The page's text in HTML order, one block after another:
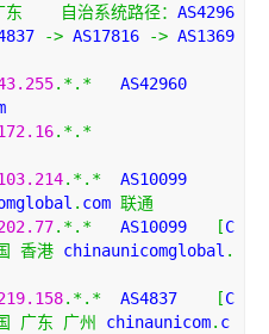
东 自治系统路径： AS4296
-> AS17816 -> AS1369
.*.*
.*.*
.*.*
. com 联通
.*.*
   AS10099
[C
香港 chinaunicomglobal .
.*.*
  AS4837
[C
广东 广州 chinaunicom. c